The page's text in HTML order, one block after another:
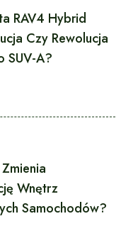
RAV4 Hybrid
Czy Rewolucja
SUV-A?
Wnętrz
Samochodów?